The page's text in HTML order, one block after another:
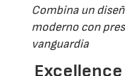
Combina un
moderno con
vanguardia